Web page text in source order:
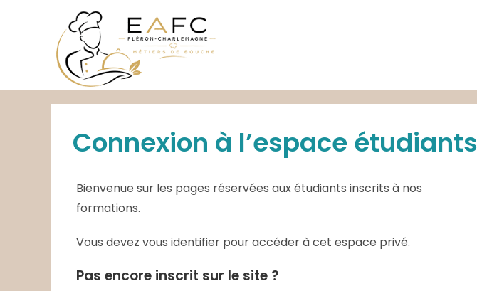
Connexion à l’espace étudiants
Bienvenue sur les pages réservées aux étudiants inscrits à nos
formations.
Vous devez vous identifier pour accéder à cet espace privé.
Pas encore inscrit sur le site ?